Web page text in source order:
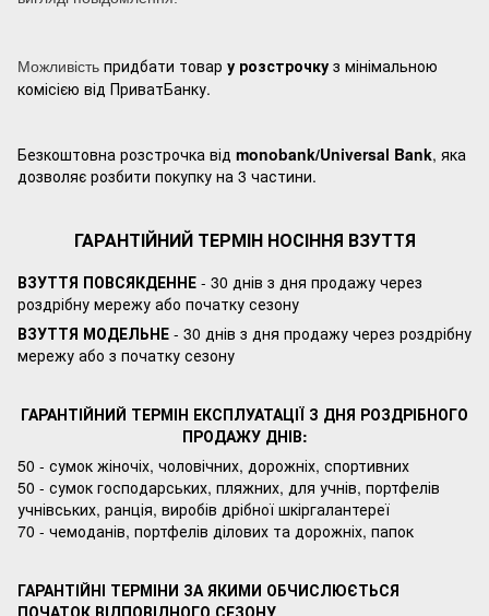
Можливість придбати товар у розстрочку з мінімальною
комісією від ПриватБанку.
Безкоштовна розстрочка від monobank/Universal Bank, яка
дозволяє розбити покупку на 3 частини.
ГАРАНТІЙНИЙ ТЕРМІН НОСІННЯ ВЗУТТЯ
ВЗУТТЯ ПОВСЯКДЕННЕ - 30 днів з дня продажу через
роздрібну мережу або початку сезону
ВЗУТТЯ МОДЕЛЬНЕ - 30 днів з дня продажу через роздрібну
мережу або з початку сезону
ГАРАНТІЙНИЙ ТЕРМІН ЕКСПЛУАТАЦІЇ З ДНЯ РОЗДРІБНОГО
ПРОДАЖУ ДНІВ:
50 - сумок жіночіх, чоловічних, дорожніх, спортивних
50 - сумок господарських, пляжних, для учнів, портфелів
учнівських, ранція, виробів дрібної шкіргалантереї
70 - чемоданів, портфелів ділових та дорожніх, папок
ГАРАНТІЙНІ ТЕРМІНИ ЗА ЯКИМИ ОБЧИСЛЮЄТЬСЯ
ПОЧАТОК ВІДПОВІДНОГО СЕЗОНУ